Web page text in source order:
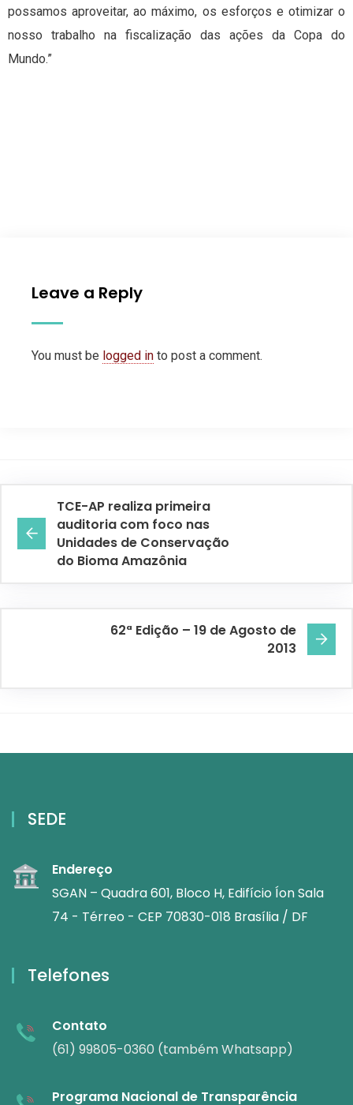
possamos aproveitar, ao máximo, os esforços e otimizar o
nosso trabalho na fiscalização das ações da Copa do
Mundo.”
Leave a Reply
You must be logged in to post a comment.
TCE-AP realiza primeira
auditoria com foco nas
Unidades de Conservação
do Bioma Amazônia
62ª Edição – 19 de Agosto de
2013
SEDE
Endereço
SGAN – Quadra 601, Bloco H, Edifício Íon Sala
74 - Térreo - CEP 70830-018 Brasília / DF
Telefones
Contato
(61) 99805-0360 (também Whatsapp)
Programa Nacional de Transparência